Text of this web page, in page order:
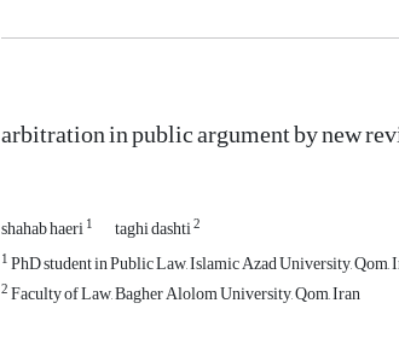
arbitration in public argument by new
shahab haeri1 taghi dashti2
1PhD student in Public Law, Islamic Azad University, Qom,
2Faculty of Law, Bagher Alolom University, Qom, Iran